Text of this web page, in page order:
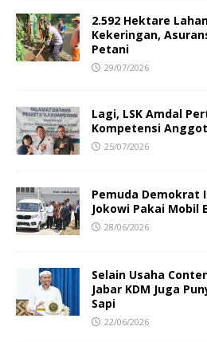
2.592 Hektare
Kekeringan,
Petani
29/07/2026
Lagi, LSK Amdal
Kompetensi
25/07/2026
Pemuda Demokrat
Jokowi Pakai Mobil
28/06/2026
Selain Usaha
Jabar KDM Juga
Sapi
22/06/2026